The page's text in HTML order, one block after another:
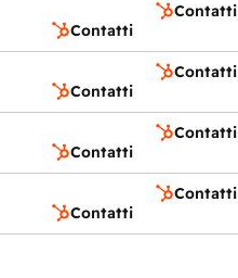
Contatti
Contatti
Contatti
Contatti
Contatti
Contatti
Contatti
Contatti